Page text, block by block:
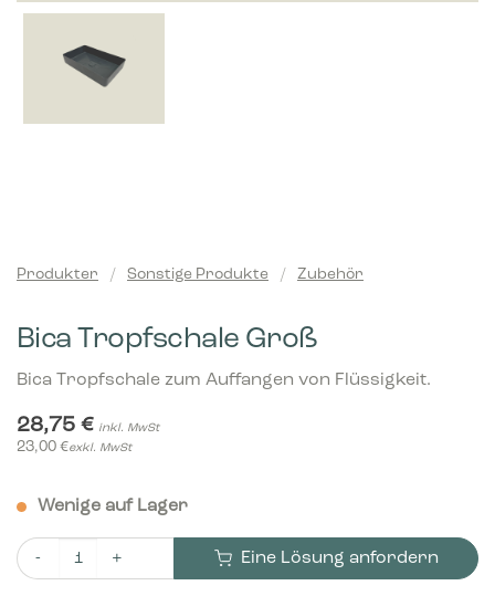
Produkter / Sonstige Produkte / Zubehör
Bica Tropfschale Groß
Bica Tropfschale zum Auffangen von Flüssigkeit.
28,75 € inkl. MwSt
23,00 €exkl. MwSt
Wenige auf Lager
Bica Tropfschale Groß Menge
Eine Lösung anfordern